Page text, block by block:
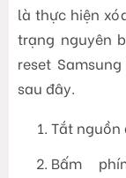
là thực hiện
trạng nguyên
reset
sau đây.
Tắt nguồn
Bấm